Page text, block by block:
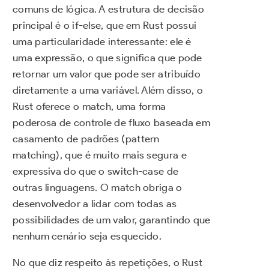
comuns de lógica. A estrutura de decisão
principal é o if-else, que em Rust possui
uma particularidade interessante: ele é
uma expressão, o que significa que pode
retornar um valor que pode ser atribuído
diretamente a uma variável. Além disso, o
Rust oferece o match, uma forma
poderosa de controle de fluxo baseada em
casamento de padrões (pattern
matching), que é muito mais segura e
expressiva do que o switch-case de
outras linguagens. O match obriga o
desenvolvedor a lidar com todas as
possibilidades de um valor, garantindo que
nenhum cenário seja esquecido.
No que diz respeito às repetições, o Rust